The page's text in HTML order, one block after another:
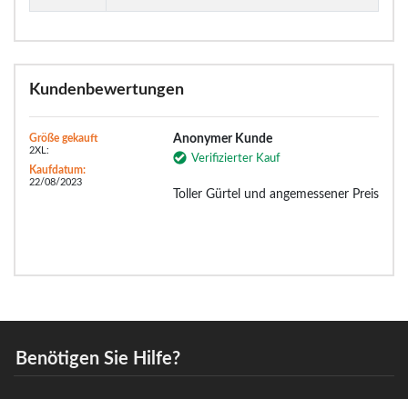
Kundenbewertungen
Größe gekauft
2XL:
Kaufdatum:
22/08/2023
Anonymer Kunde
Verifizierter Kauf
Toller Gürtel und angemessener Preis
Benötigen Sie Hilfe?